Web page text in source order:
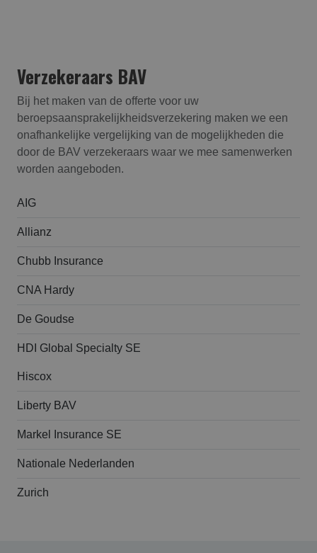
Verzekeraars BAV
Bij het maken van de offerte voor uw
beroepsaansprakelijk­heids­verzekering maken we een
onafhankelijke vergelijking van de mogelijkheden die
door de BAV verzekeraars waar we mee samenwerken
worden aangeboden.
AIG
Allianz
Chubb Insurance
CNA Hardy
De Goudse
HDI Global Specialty SE
Hiscox
Liberty BAV
Markel Insurance SE
Nationale Nederlanden
Zurich